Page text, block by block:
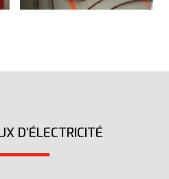
D’ÉLECTRICITÉ